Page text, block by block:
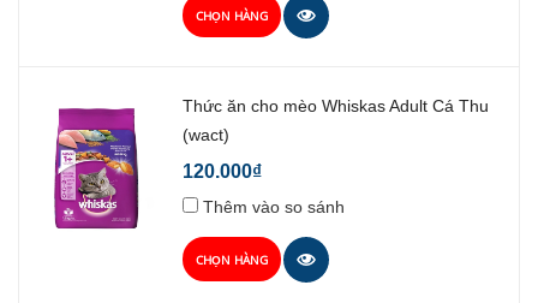
CHỌN HÀNG
Thức ăn cho mèo Whiskas Adult Cá Thu
(wact)
120.000₫
Thêm vào so sánh
CHỌN HÀNG